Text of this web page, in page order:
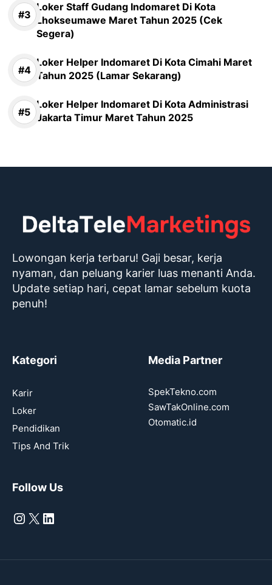
Loker Staff Gudang Indomaret Di Kota
Lhokseumawe Maret Tahun 2025 (Cek
Segera)
Loker Helper Indomaret Di Kota Cimahi Maret
Tahun 2025 (Lamar Sekarang)
Loker Helper Indomaret Di Kota Administrasi
Jakarta Timur Maret Tahun 2025
Lowongan kerja terbaru! Gaji besar, kerja
nyaman, dan peluang karier luas menanti Anda.
Update setiap hari, cepat lamar sebelum kuota
penuh!
Kategori
Karir
Loker
Pendidikan
Tips And Trik
Media Partner
SpekTekno.com
SawTakOnline.com
Otomatic.id
Follow Us
Instagram
X LinkedIn